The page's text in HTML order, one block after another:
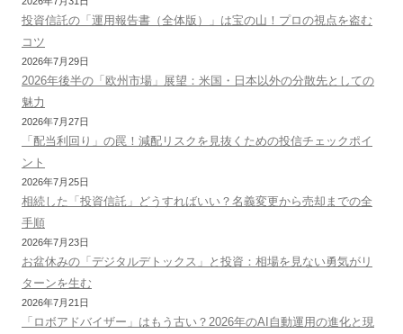
投資信託の「運用報告書（全体版）」は宝の山！プロの視点を盗む
コツ
2026年7月29日
2026年後半の「欧州市場」展望：米国・日本以外の分散先としての
魅力
2026年7月27日
「配当利回り」の罠！減配リスクを見抜くための投信チェックポイ
ント
2026年7月25日
相続した「投資信託」どうすればいい？名義変更から売却までの全
手順
2026年7月23日
お盆休みの「デジタルデトックス」と投資：相場を見ない勇気がリ
ターンを生む
2026年7月21日
「ロボアドバイザー」はもう古い？2026年のAI自動運用の進化と現